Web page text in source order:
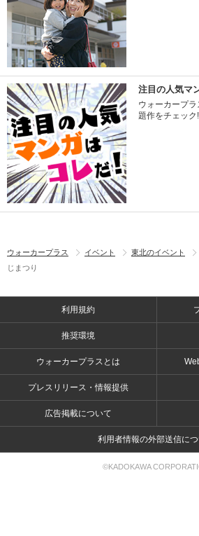
注目の人気マ
ウォーカープ
題作をチェック
ウォーカープラス イベント 東北のイベント
じまつり
利用規約
推奨環境
ウォーカープラスとは
プレスリリース・情報提供
広告掲載について
利用者情報の外部送信に
©KADOKAWA